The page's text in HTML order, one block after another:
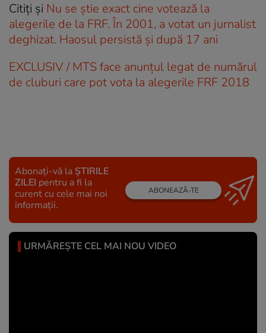
Citiți și Nu se știe exact cine votează la
alegerile de la FRF. În 2001, a votat un jurnalist
deghizat. Haosul persistă și după 17 ani
EXCLUSIV / MTS face anunțul legat de numărul
de cluburi care pot vota la alegerile FRF 2018
Abonați-vă la ȘTIRILE
ZILEI pentru a fi la
curent cu cele mai noi
informații.
ABONEAZĂ-TE
URMĂREȘTE CEL MAI NOU VIDEO